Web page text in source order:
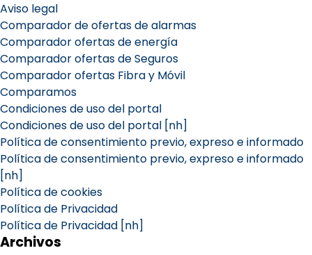
Aviso legal
Comparador de ofertas de alarmas
Comparador ofertas de energía
Comparador ofertas de Seguros
Comparador ofertas Fibra y Móvil
Comparamos
Condiciones de uso del portal
Condiciones de uso del portal [nh]
Política de consentimiento previo, expreso e informado
Política de consentimiento previo, expreso e informado
[nh]
Política de cookies
Política de Privacidad
Política de Privacidad [nh]
Archivos